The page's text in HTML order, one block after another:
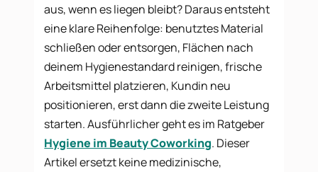
aus, wenn es liegen bleibt? Daraus entsteht
eine klare Reihenfolge: benutztes Material
schließen oder entsorgen, Flächen nach
deinem Hygienestandard reinigen, frische
Arbeitsmittel platzieren, Kundin neu
positionieren, erst dann die zweite Leistung
starten. Ausführlicher geht es im Ratgeber
Hygiene im Beauty Coworking. Dieser
Artikel ersetzt keine medizinische,